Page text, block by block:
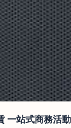
一站式商務活